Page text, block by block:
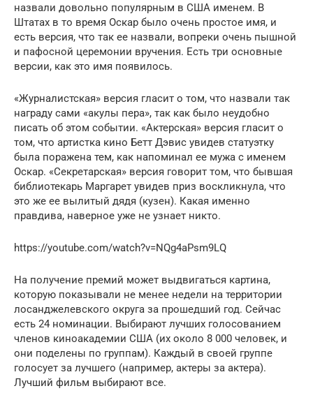
назвали довольно популярным в США именем. В
Штатах в то время Оскар было очень простое имя, и
есть версия, что так ее назвали, вопреки очень пышной
и пафосной церемонии вручения. Есть три основные
версии, как это имя появилось.
«Журналистская» версия гласит о том, что назвали так
награду сами «акулы пера», так как было неудобно
писать об этом событии. «Актерская» версия гласит о
том, что артистка кино Бетт Дэвис увидев статуэтку
была поражена тем, как напоминал ее мужа с именем
Оскар. «Секретарская» версия говорит том, что бывшая
библиотекарь Маргарет увидев приз воскликнула, что
это же ее вылитый дядя (кузен). Какая именно
правдива, наверное уже не узнает никто.
https://youtube.com/watch?v=NQg4aPsm9LQ
На получение премий может выдвигаться картина,
которую показывали не менее недели на территории
лосанджелевского округа за прошедший год. Сейчас
есть 24 номинации. Выбирают лучших голосованием
членов киноакадемии США (их около 8 000 человек, и
они поделены по группам). Каждый в своей группе
голосует за лучшего (например, актеры за актера).
Лучший фильм выбирают все.